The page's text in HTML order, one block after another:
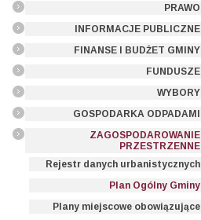
PRAWO
INFORMACJE PUBLICZNE
FINANSE I BUDŻET GMINY
FUNDUSZE
WYBORY
GOSPODARKA ODPADAMI
ZAGOSPODAROWANIE
PRZESTRZENNE
Rejestr danych urbanistycznych
Plan Ogólny Gminy
Plany miejscowe obowiązujące